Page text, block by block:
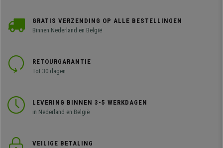
GRATIS VERZENDING OP ALLE BESTELLINGEN
Binnen Nederland en België
RETOURGARANTIE
Tot 30 dagen
LEVERING BINNEN 3-5 WERKDAGEN
in Nederland en België
VEILIGE BETALING